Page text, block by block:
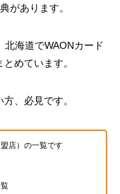
があります。
北海道でWAONカード
めています。
、必見です。
店）の一覧です